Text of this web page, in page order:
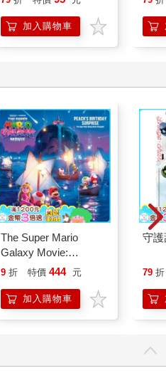
加入購物車
The Super Mario
Galaxy Movie:
Peach`s Birthday
Mario Galaxy Movie
Storybook
9 折 特價 444 元
加入購物車
守
79 折